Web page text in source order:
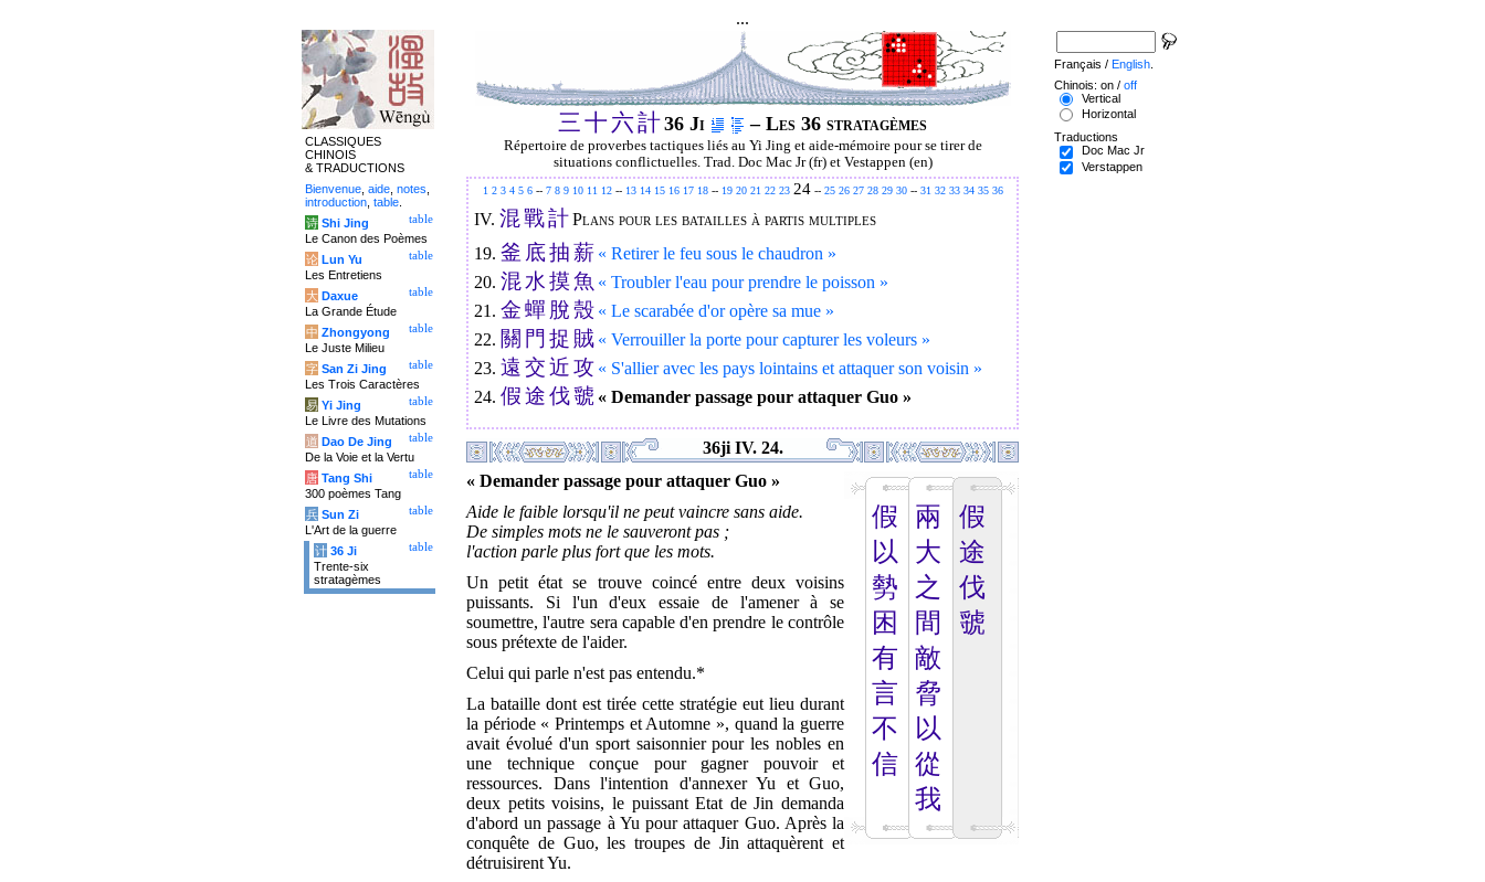
...
三十六計36 Ji – Les 36 stratagèmes
Répertoire de proverbes tactiques liés au Yi Jing et aide-mémoire pour se tirer de
situations conflictuelles. Trad. Doc Mac Jr (fr) et Vestappen (en)
1 2 3 4 5 6-- 7 8 9 10 11 12-- 13 14 15 16 17 18-- 19 20 21 22 23 24-- 25 26 27 28 29 30-- 31 32 33 34 35 36
IV. 混戰計Plans pour les batailles à partis multiples
19. 釜 底抽薪 « Retirer le feu sous le chaudron »
20. 混 水摸魚 « Troubler l'eau pour prendre le poisson »
21. 金蟬 脫殼 « Le scarabée d'or opère sa mue »
22. 關 門 捉 賊 « Verrouiller la porte pour capturer les voleurs »
23. 遠 交近攻 « S'allier avec les pays lointains et attaquer son voisin »
24. 假途伐虢 « Demander passage pour attaquer Guo »
36ji IV. 24.
假
以
勢
困
有
言
不
信
兩
大
之
間
敵
脅
以
從
我
假
途
伐
虢
« Demander passage pour attaquer Guo »
Aide le faible lorsqu'il ne peut vaincre sans aide.
De simples mots ne le sauveront pas ;
l'action parle plus fort que les mots.
Un petit état se trouve coincé entre deux voisins
puissants. Si l'un d'eux essaie de l'amener à se
soumettre, l'autre sera capable d'en prendre le contrôle
sous prétexte de l'aider.
Celui qui parle n'est pas entendu.*
La bataille dont est tirée cette stratégie eut lieu durant
la période « Printemps et Automne », quand la guerre
avait évolué d'un sport saisonnier pour les nobles en
une technique conçue pour gagner pouvoir et
ressources. Dans l'intention d'annexer Yu et Guo,
deux petits voisins, le puissant Etat de Jin demanda
d'abord un passage à Yu pour attaquer Guo. Après la
conquête de Guo, les troupes de Jin attaquèrent et
détruisirent Yu.
CLASSIQUES
CHINOIS
& TRADUCTIONS
Bienvenue aide notes
introduction table
table
诗 Shi Jing
Le Canon des Poèmes
table
论 Lun Yu
Les Entretiens
table
大 Daxue
La Grande Étude
table
中 Zhongyong
Le Juste Milieu
table
字 San Zi Jing
Les Trois Caractères
table
易 Yi Jing
Le Livre des Mutations
table
道 Dao De Jing
De la Voie et la Vertu
table
唐 Tang Shi
300 poèmes Tang
table
兵 Sun Zi
L'Art de la guerre
table
计 36 Ji
Trente-six
stratagèmes
Français / English
Chinois: on / off
Vertical
Horizontal
Traductions
Doc Mac Jr
Verstappen